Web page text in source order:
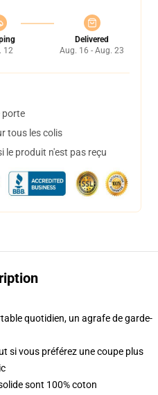
12
Delivered
Aug. 16 - Aug. 23
porte
tous les colis
le produit n'est pas reçu
quotidien, un agrafe de garde-
si vous préférez une coupe plus
sont 100% coton